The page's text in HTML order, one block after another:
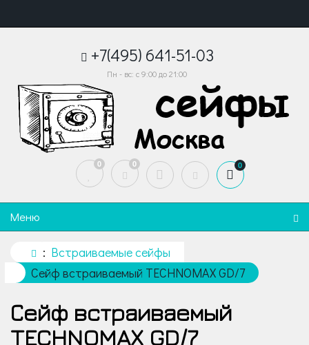
+7(495) 641-51-03
Пн - вс: с 9:00 до 21:00
0 0 0
Меню
Встраиваемые сейфы
Сейф встраиваемый TECHNOMAX GD/7
Сейф встраиваемый
TECHNOMAX GD/7